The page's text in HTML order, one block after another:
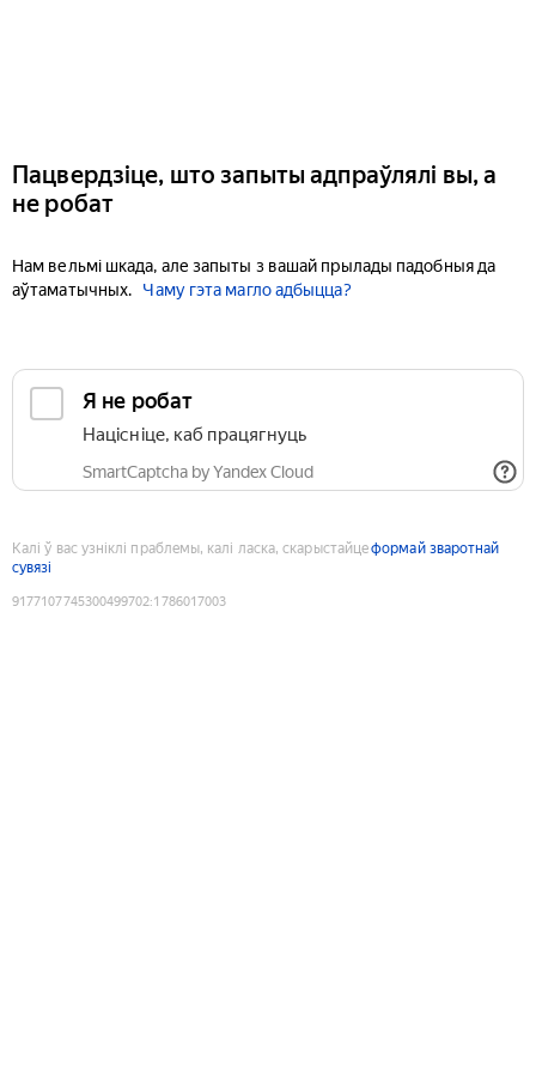
Пацвердзіце, што запыты адпраўлялі вы, а
не робат
Нам вельмі шкада, але запыты з вашай прылады падобныя да
аўтаматычных.
Чаму гэта магло адбыцца?
Я не робат
Націсніце, каб працягнуць
SmartCaptcha by Yandex Cloud
Калі ў вас узніклі праблемы, калі ласка, скарыстайцеформай зваротнай
сувязі
9177107745300499702:1786017003